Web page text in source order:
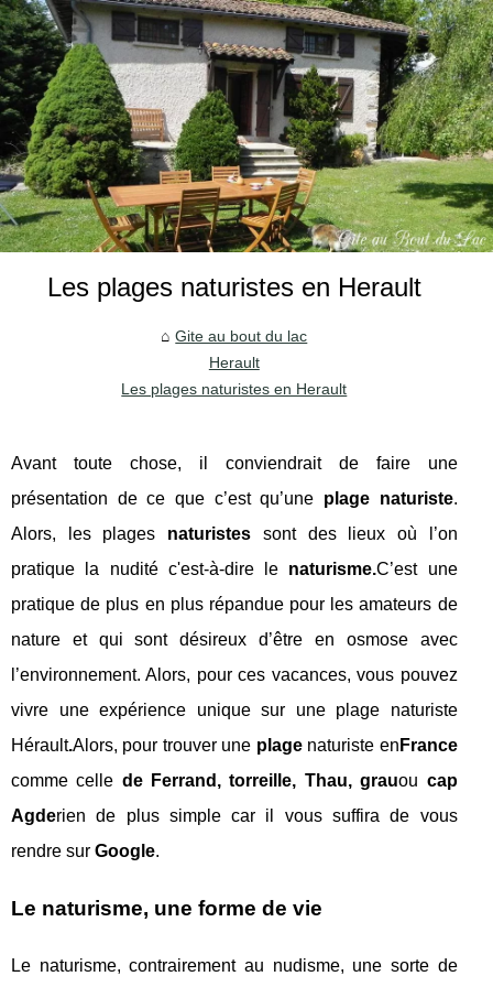
Les plages naturistes en Herault
Gite au bout du lac
Herault
Les plages naturistes en Herault
Avant toute chose, il conviendrait de faire une
présentation de ce que c’est qu’une plage naturiste.
Alors, les plages naturistes sont des lieux où l’on
pratique la nudité c'est-à-dire le naturisme.C’est une
pratique de plus en plus répandue pour les amateurs de
nature et qui sont désireux d’être en osmose avec
l’environnement. Alors, pour ces vacances, vous pouvez
vivre une expérience unique sur une plage naturiste
Hérault.Alors, pour trouver une plagenaturiste en France
comme celle de Ferrand, torreille, Thau, grauou cap
Agderien de plus simple car il vous suffira de vous
rendre sur Google.
Le naturisme, une forme de vie
Le naturisme, contrairement au nudisme, une sorte de